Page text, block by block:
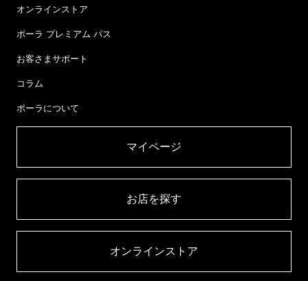
オンラインストア
ポーラ プレミアム パス
お客さまサポート
コラム
ポーラについて
マイページ​
お店を探す​
オンラインストア​